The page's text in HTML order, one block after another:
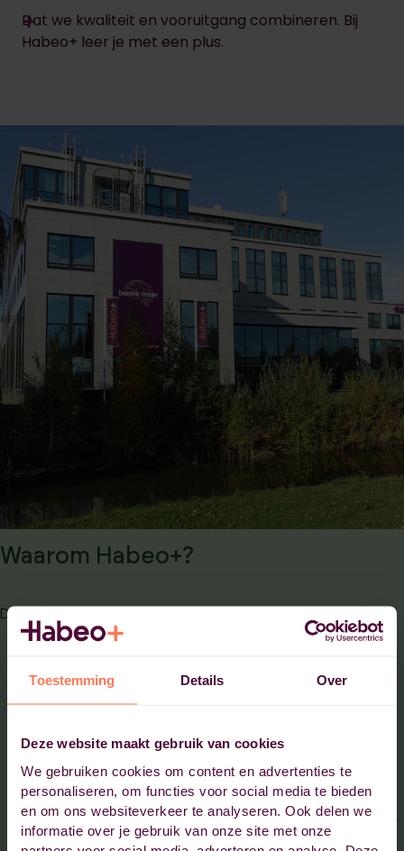
Toestemming Details Over
Deze website maakt gebruik van cookies
We gebruiken cookies om content en advertenties te
personaliseren, om functies voor social media te bieden
en om ons websiteverkeer te analyseren. Ook delen we
informatie over je gebruik van onze site met onze
Dat we kwaliteit en vooruitgang combineren. Bij
Habeo+ leer je met een plus.
Waarom Habeo+?
Deelnemers en organisaties kiezen Habeo+ omdat:
non-profit-sector begrijpen wij de uitdagingen en
vraagstukken in jouw branche.
Wij stellen jou en je organisatie centraal en bieden
oplossingen voor complexe uitdagingen.
Ons team van ervaren opleidingsmanagers en
praktijkdocenten werkt resultaatgericht en op maat.